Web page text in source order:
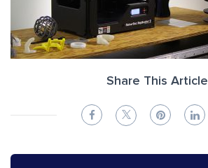
Share This Article